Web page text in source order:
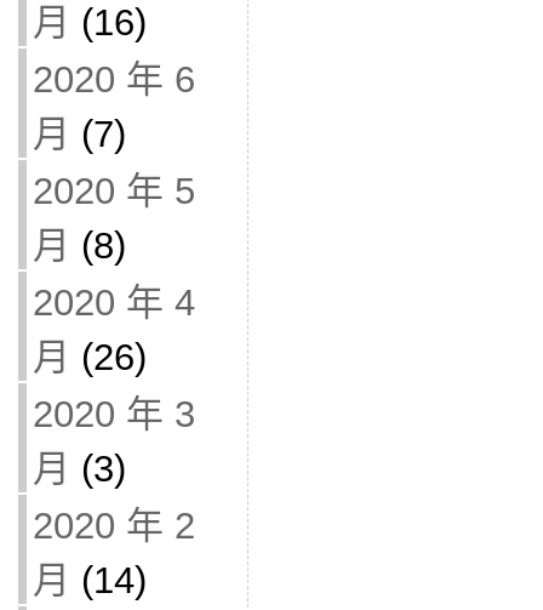
月 (16)
2020 年 6
月 (7)
2020 年 5
月 (8)
2020 年 4
月 (26)
2020 年 3
月 (3)
2020 年 2
月 (14)